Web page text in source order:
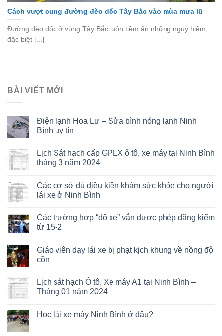
Cách vượt cung đường đèo dốc Tây Bắc vào mùa mưa lũ
Đường đèo dốc ở vùng Tây Bắc luôn tiềm ẩn những nguy hiểm,
đặc biệt [...]
BÀI VIẾT MỚI
Điện lạnh Hoa Lư – Sửa bình nóng lạnh Ninh
Bình uy tín
Lịch Sát hạch cấp GPLX ô tô, xe máy tại Ninh Bình
tháng 3 năm 2024
Các cơ sở đủ điều kiện khám sức khỏe cho người
lái xe ở Ninh Bình
Các trường hợp “độ xe” vẫn được phép đăng kiểm
từ 15-2
Giáo viên dạy lái xe bị phạt kịch khung về nồng độ
cồn
Lịch sát hạch Ô tô, Xe máy A1 tại Ninh Bình –
Tháng 01 năm 2024
Học lái xe máy Ninh Bình ở đâu?